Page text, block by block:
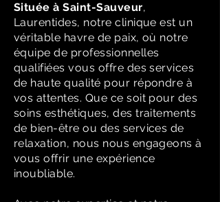
Située à Saint-Sauveur,
Laurentides, notre clinique est un
véritable havre de paix, où notre
équipe de professionnelles
qualifiées vous offre des services
de haute qualité pour répondre à
vos attentes. Que ce soit pour des
soins esthétiques, des traitements
de bien-être ou des services de
relaxation, nous nous engageons à
vous offrir une expérience
inoubliable.